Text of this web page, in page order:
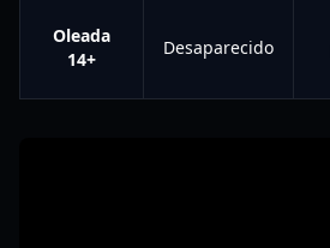
Oleada
14+
Desaparecido